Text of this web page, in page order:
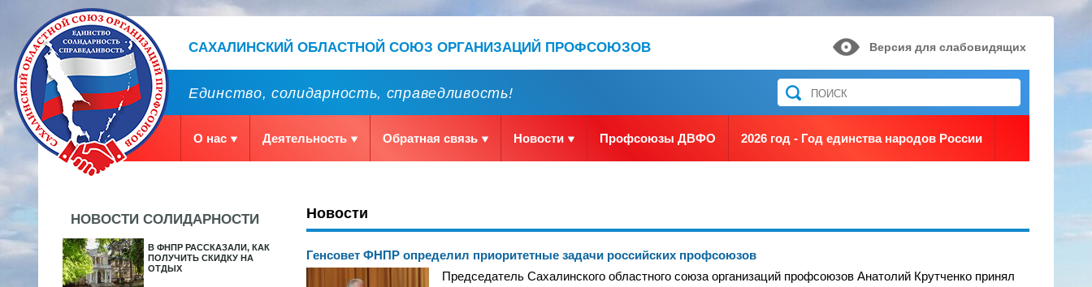
САХАЛИНСКИЙ ОБЛАСТНОЙ СОЮЗ ОРГАНИЗАЦИЙ ПРОФСОЮЗОВ Версия для слабовидящих
Единство, солидарность, справедливость!
О нас Деятельность Обратная связь Новости Профсоюзы ДВФО 2026 год - Год единства народов России
НОВОСТИ СОЛИДАРНОСТИ
В ФНПР РАССКАЗАЛИ, КАК
ПОЛУЧИТЬ СКИДКУ НА
ОТДЫХ
Новости
Генсовет ФНПР определил приоритетные задачи российских профсоюзов
Председатель Сахалинского областного союза организаций профсоюзов Анатолий Крутченко принял